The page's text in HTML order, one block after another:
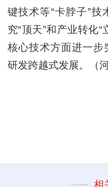
键技术等“卡脖子”
究“顶天”和产业转化
核心技术方面进一步
研发跨越式发展。（
相